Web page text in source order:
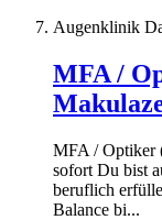
Augenklinik
MFA /
MFA / Optiker
sofort Du bist
beruflich
Balance bi...